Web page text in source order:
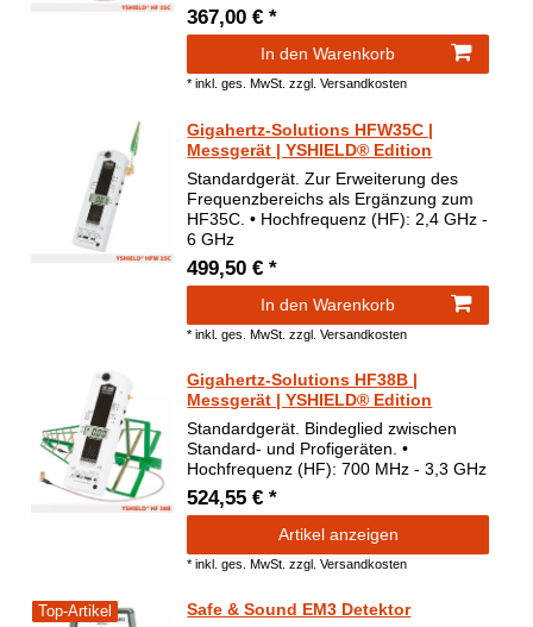
367,00 € *
In den Warenkorb
*inkl. ges. MwSt. zzgl.Versandkosten
Gigahertz-Solutions HFW35C |
Messgerät | YSHIELD® Edition
Standardgerät. Zur Erweiterung des
Frequenzbereichs als Ergänzung zum
HF35C. • Hochfrequenz (HF): 2,4 GHz -
6 GHz
499,50 € *
In den Warenkorb
*inkl. ges. MwSt. zzgl.Versandkosten
Gigahertz-Solutions HF38B |
Messgerät | YSHIELD® Edition
Standardgerät. Bindeglied zwischen
Standard- und Profigeräten. •
Hochfrequenz (HF): 700 MHz - 3,3 GHz
524,55 € *
Artikel anzeigen
*inkl. ges. MwSt. zzgl.Versandkosten
Top-Artikel
Safe & Sound EM3 Detektor